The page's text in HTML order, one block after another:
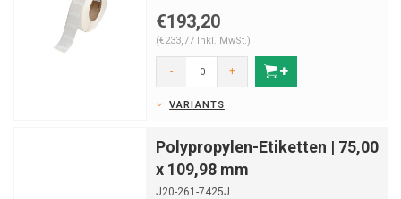
Ro...
€193,20
(€233,77 Inkl. MwSt.)
- +
VARIANTS
Polypropylen-Etiketten | 75,00
x 109,98 mm
J20-261-7425J